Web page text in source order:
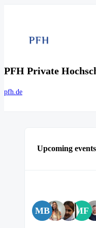
PFH Private
pfh.de
Upcoming events
MB MF